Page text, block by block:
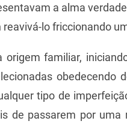
a alma
lo friccionando
origem familiar,
obedecendo
tipo de
de passarem por